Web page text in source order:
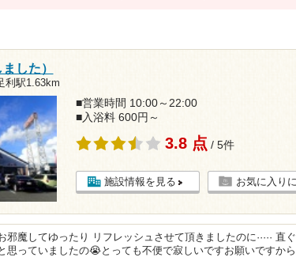
した）
利駅1.63km
■営業時間 10:00～22:00
■入浴料 600円～
3.8 点 / 5件
施設情報を見る お気に入り
邪魔してゆったり リフレッシュさせて頂きましたのに····· 直
思っていましたの😭とっても不便で寂しいですお願いですか